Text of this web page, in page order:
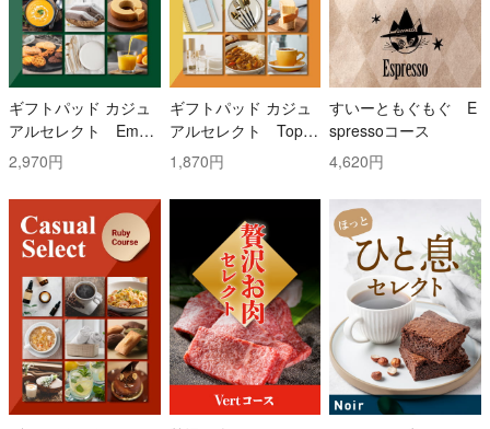
ギフトパッド カジュ
アルセレクト Emer
ald(エメラルド)コー
ス
2,970円
ギフトパッド カジュ
アルセレクト Topaz
(トパーズ)コース
1,870円
すいーともぐもぐ E
spressoコース
4,620円